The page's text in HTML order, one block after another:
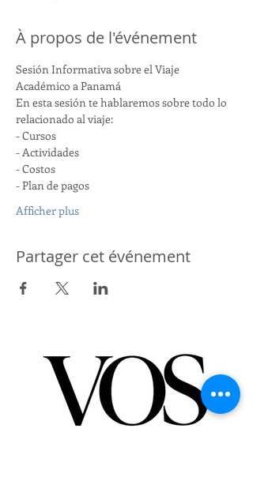
À propos de l'événement
Sesión Informativa sobre el Viaje
Académico a Panamá
En esta sesión te hablaremos sobre todo lo
relacionado al viaje:
- Cursos
- Actividades
- Costos
- Plan de pagos
Afficher plus
Partager cet événement